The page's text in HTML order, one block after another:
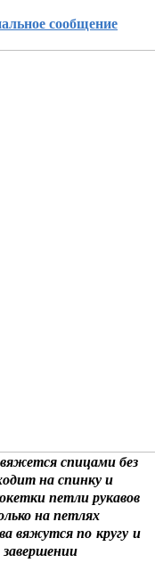
сообщение
спицами без
на спинку и
петли рукавов
на петлях
вяжутся по кругу и